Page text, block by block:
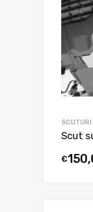
SCUTURI
Scut
€